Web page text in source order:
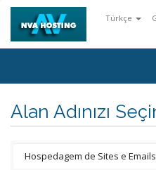
Türkçe
Alan Adınızı